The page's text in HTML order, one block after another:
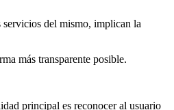
del mismo, implican la
más transparente posible.
principal es reconocer al usuario